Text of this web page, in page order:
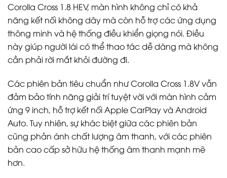
Corolla Cross 1.8 HEV, màn hình không chỉ có khả
năng kết nối không dây mà còn hỗ trợ các ứng dụng
thông minh và hệ thống điều khiển giọng nói. Điều
này giúp người lái có thể thao tác dễ dàng mà không
cần phải rời mắt khỏi đường đi.
Các phiên bản tiêu chuẩn như Corolla Cross 1.8V vẫn
đảm bảo tính năng giải trí tuyệt vời với màn hình cảm
ứng 9 inch, hỗ trợ kết nối Apple CarPlay và Android
Auto. Tuy nhiên, sự khác biệt giữa các phiên bản
cũng phản ánh chất lượng âm thanh, với các phiên
bản cao cấp sở hữu hệ thống âm thanh mạnh mẽ
hơn.